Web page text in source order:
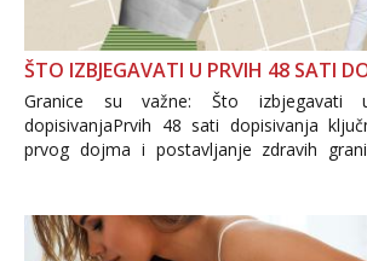
ŠTO IZBJEGAVATI U PRVIH 48 SATI
Granice su važne: Što
dopisivanjaPrvih 48 sati dopisivanja
prvog dojma i postavljanje zdravih
Važno je izbjeći prebrzo otkrivanje
informacija, jer nepoznata osoba
povjerenje. Takođe...